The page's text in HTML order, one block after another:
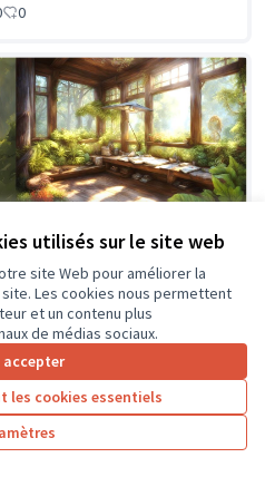
utilisés sur le site web
site Web pour améliorer la
Les cookies nous permettent
et un contenu plus
de médias sociaux.
accepter
les cookies essentiels
0
de lecture à
Roux de
Soumis
au vote
collège de Fondettes